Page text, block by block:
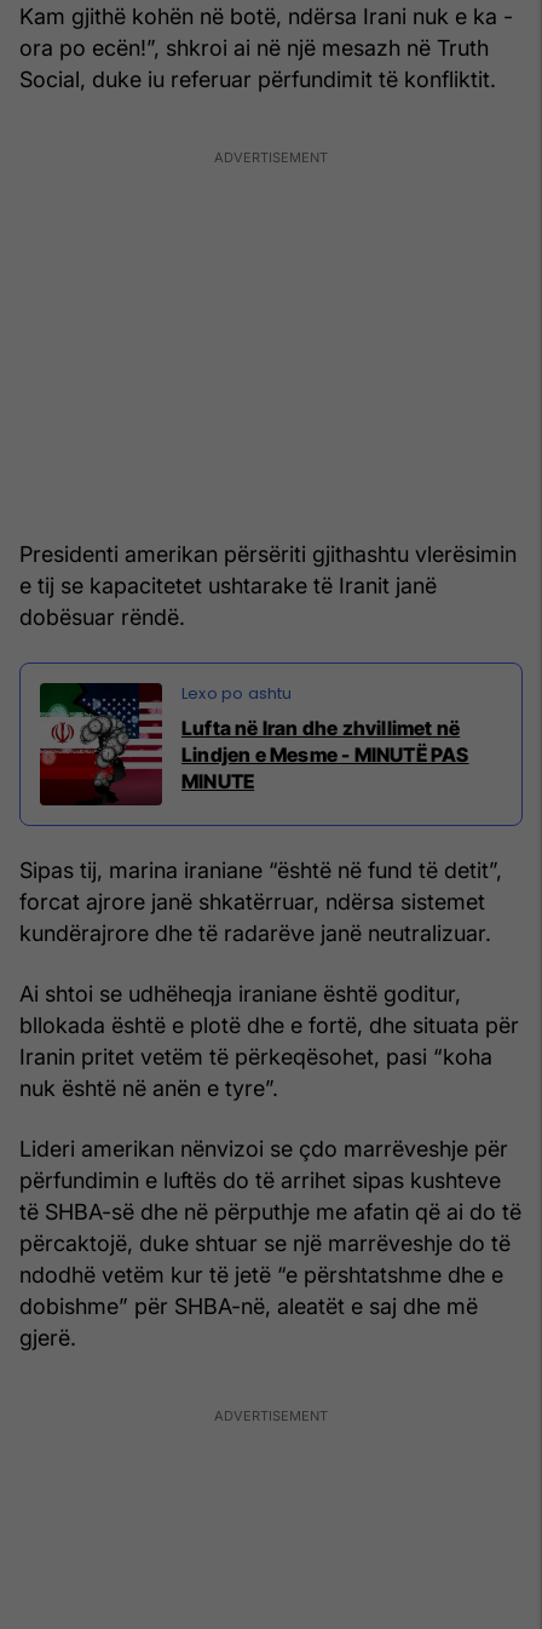
Kam gjithë kohën në botë, ndërsa Irani nuk e ka -
ora po ecën!”, shkroi ai në një mesazh në Truth
Social, duke iu referuar përfundimit të konfliktit.
Presidenti amerikan përsëriti gjithashtu vlerësimin
e tij se kapacitetet ushtarake të Iranit janë
dobësuar rëndë.
Lufta në Iran dhe zhvillimet në
Lindjen e Mesme - MINUTË PAS
MINUTE
Sipas tij, marina iraniane “është në fund të detit”,
forcat ajrore janë shkatërruar, ndërsa sistemet
kundërajrore dhe të radarëve janë neutralizuar.
Ai shtoi se udhëheqja iraniane është goditur,
bllokada është e plotë dhe e fortë, dhe situata për
Iranin pritet vetëm të përkeqësohet, pasi “koha
nuk është në anën e tyre”.
Lideri amerikan nënvizoi se çdo marrëveshje për
përfundimin e luftës do të arrihet sipas kushteve
të SHBA-së dhe në përputhje me afatin që ai do të
përcaktojë, duke shtuar se një marrëveshje do të
ndodhë vetëm kur të jetë “e përshtatshme dhe e
dobishme” për SHBA-në, aleatët e saj dhe më
gjerë.